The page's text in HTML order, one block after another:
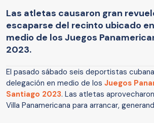
Las atletas causaron gran
escaparse del recinto ubicado
medio de los Juegos
2023.
El pasado sábado seis deportistas
delegación en medio de los Juegos
Santiago 2023. Las atletas
Villa Panamericana para arrancar,